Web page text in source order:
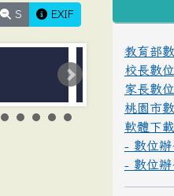
S EXIF
教育部
校長數
家長數
桃園市
軟體下載
- 數位辦
- 數位辦